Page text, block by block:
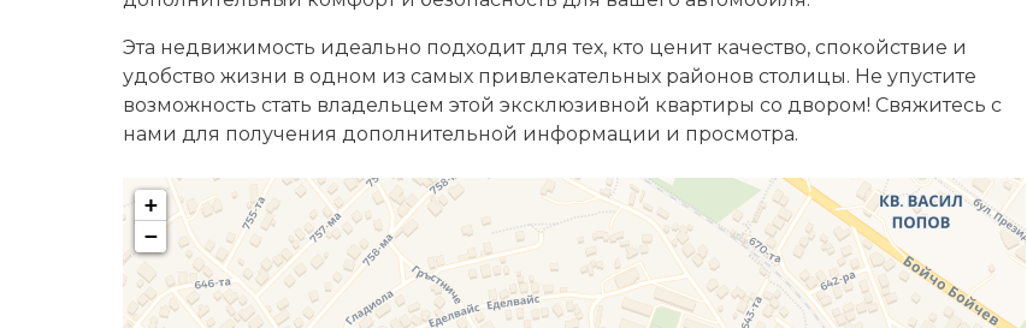
Эта недвижимость идеально подходит для тех, кто ценит качество, спокойствие и
удобство жизни в одном из самых привлекательных районов столицы. Не упустите
возможность стать владельцем этой эксклюзивной квартиры со двором! Свяжитесь с
нами для получения дополнительной информации и просмотра.
+
−